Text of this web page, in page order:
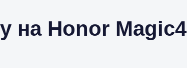
на Honor Magic4